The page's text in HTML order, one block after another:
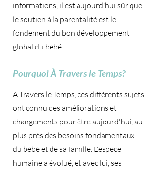
informations, il est aujourd'hui sûr que
le soutien à la parentalité est le
fondement du bon développement
global du bébé.
Pourquoi À Travers le Temps?
A Travers le Temps, ces différents sujets
ont connu des améliorations et
changements pour être aujourd'hui, au
plus près des besoins fondamentaux
du bébé et de sa famille. L'espèce
humaine a évolué, et avec lui, ses